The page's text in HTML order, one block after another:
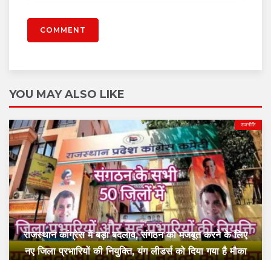
COMMENT
YOU MAY ALSO LIKE
राजनीति
राजस्थान कांग्रेस में बड़ा बदलाव, संगठन को मजबूत करने के लिए
नए जिला प्रभारियों की नियुक्ति, यंग लीडर्स को दिया गया है मौका